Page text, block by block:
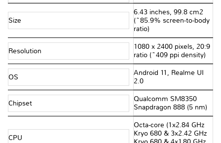
Size
6.43 inches, 99.8 cm2
(~85.9% screen-to-body
ratio)
Resolution
1080 x 2400 pixels, 20:9
ratio (~409 ppi density)
OS
Android 11, Realme UI
2.0
Chipset
Qualcomm SM8350
Snapdragon 888 (5 nm)
CPU
Octa-core (1x2.84 GHz
Kryo 680 & 3x2.42 GHz